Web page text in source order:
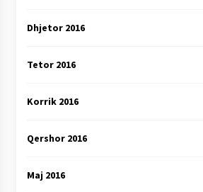
Dhjetor 2016
Tetor 2016
Korrik 2016
Qershor 2016
Maj 2016